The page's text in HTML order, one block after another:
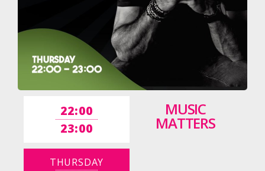
22:00
23:00
THURSDAY
MUSIC
MATTERS